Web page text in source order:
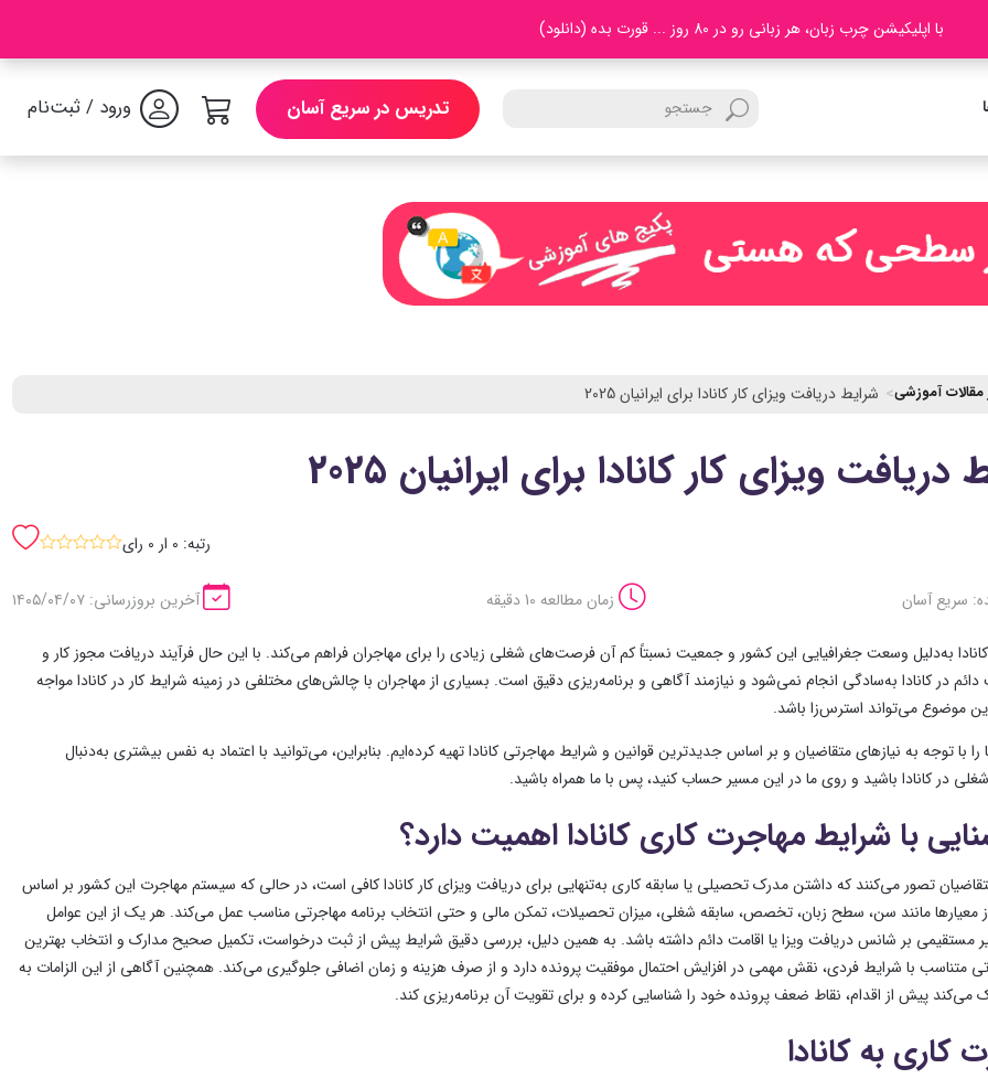
با اپلیکیشن چرب زبان، هر زبانی رو در 80 روز ... قورت بده (دانلود)
تدریس در سریع آسان ورود / ثبت‌نام
مقالات آموزشی شرایط دریافت ویزای کار کانادا برای ایرانیان 2025
ویزای کار کانادا برای ایرانیان 2025
رتبه: 0 ار 0 رای sssss
سریع آسان زمان مطالعه 10 دقیقه آخرین بروزرسانی: ۱۴۰۵/۰۴/۰۷
به‌دلیل وسعت جغرافیایی این کشور و جمعیت نسبتاً کم آن فرصت‌های شغلی زیادی را برای مهاجران فراهم می‌کند. با این حال فرآیند دریافت مجوز کار و
در کانادا به‌سادگی انجام نمی‌شود و نیازمند آگاهی و برنامه‌ریزی دقیق است. بسیاری از مهاجران با چالش‌های مختلفی در زمینه شرایط کار در کانادا مواجه
موضوع می‌تواند استرس‌زا باشد.
را با توجه به نیازهای متقاضیان و بر اساس جدیدترین قوانین و شرایط مهاجرتی کانادا تهیه کرده‌ایم. بنابراین، می‌توانید با اعتماد به نفس بیشتری به‌دنبال
در کانادا باشید و روی ما در این مسیر حساب کنید، پس با ما همراه باشید.
با شرایط مهاجرت کاری کانادا اهمیت دارد؟
تصور می‌کنند که داشتن مدرک تحصیلی یا سابقه کاری به‌تنهایی برای دریافت ویزای کار کانادا کافی است، در حالی که سیستم مهاجرت این کشور بر اساس
معیارها مانند سن، سطح زبان، تخصص، سابقه شغلی، میزان تحصیلات، تمکن مالی و حتی انتخاب برنامه مهاجرتی مناسب عمل می‌کند. هر یک از این عوامل
مستقیمی بر شانس دریافت ویزا یا اقامت دائم داشته باشد. به همین دلیل، بررسی دقیق شرایط پیش از ثبت درخواست، تکمیل صحیح مدارک و انتخاب بهترین
متناسب با شرایط فردی، نقش مهمی در افزایش احتمال موفقیت پرونده دارد و از صرف هزینه و زمان اضافی جلوگیری می‌کند. همچنین آگاهی از این الزامات به
پیش از اقدام، نقاط ضعف پرونده خود را شناسایی کرده و برای تقویت آن برنامه‌ریزی کند.
کاری به کانادا